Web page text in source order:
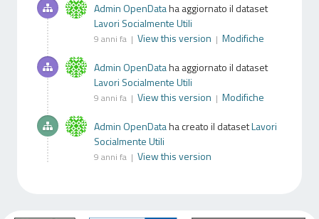
Admin OpenDataha aggiornato il dataset
Lavori Socialmente Utili
9 anni fa | View this version | Modifiche
Admin OpenDataha aggiornato il dataset
Lavori Socialmente Utili
9 anni fa | View this version | Modifiche
Admin OpenDataha creato il datasetLavori
Socialmente Utili
9 anni fa | View this version